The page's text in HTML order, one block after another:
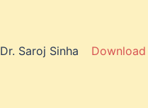
Dr. Saroj Sinha Download